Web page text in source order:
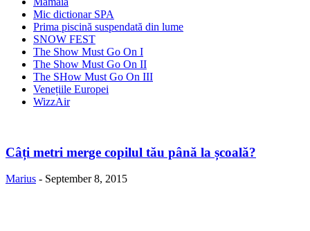
Mic dictionar SPA
Prima piscină suspendată din lume
SNOW FEST
The Show Must Go On I
The Show Must Go On II
The SHow Must Go On III
Venețiile Europei
WizzAir
Câți metri merge copilul tău până la școală?
Marius - September 8, 2015